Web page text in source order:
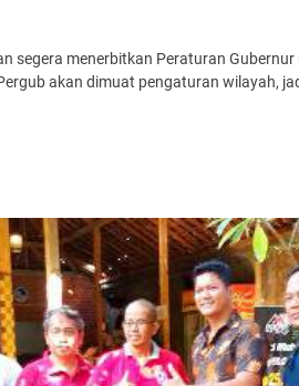
segera menerbitkan Peraturan
akan dimuat pengaturan wilayah,